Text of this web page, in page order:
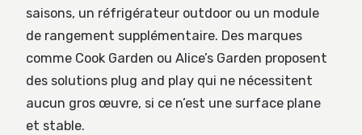
saisons, un réfrigérateur outdoor ou un module
de rangement supplémentaire. Des marques
comme Cook Garden ou Alice’s Garden proposent
des solutions plug and play qui ne nécessitent
aucun gros œuvre, si ce n’est une surface plane
et stable.